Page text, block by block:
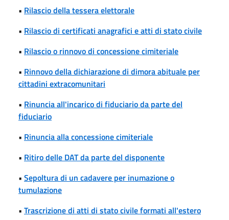
• Rilascio della tessera elettorale
• Rilascio di certificati anagrafici e atti di stato civile
• Rilascio o rinnovo di concessione cimiteriale
• Rinnovo della dichiarazione di dimora abituale per
cittadini extracomunitari
• Rinuncia all'incarico di fiduciario da parte del
fiduciario
• Rinuncia alla concessione cimiteriale
• Ritiro delle DAT da parte del disponente
• Sepoltura di un cadavere per inumazione o
tumulazione
• Trascrizione di atti di stato civile formati all'estero